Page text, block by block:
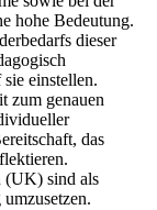
hohe Bedeutung.
dieser
einstellen.
zum genauen
das
(UK) sind als